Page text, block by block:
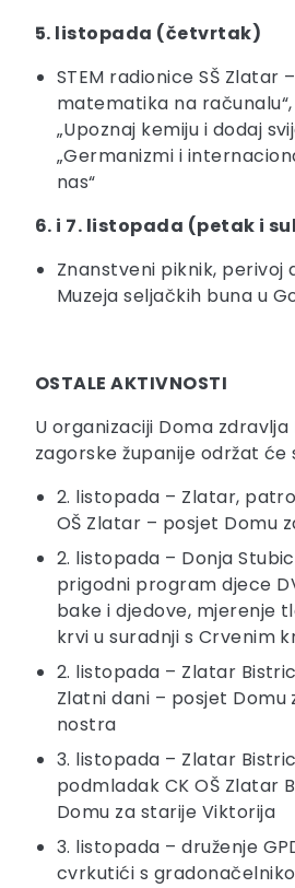
5. listopada (četvrtak)
STEM radionice SŠ Zlatar
matematika na računalu“,
„Upoznaj kemiju i dodaj
„Germanizmi i
nas“
6. i 7. listopada (petak i
Znanstveni piknik, perivoj
Muzeja seljačkih buna u
OSTALE AKTIVNOSTI
U organizaciji Doma
zagorske županije održat će
2. listopada – Zlatar,
OŠ Zlatar – posjet Domu
2. listopada – Donja
prigodni program djece
bake i djedove, mjerenje
krvi u suradnji s Crvenim
2. listopada – Zlatar
Zlatni dani – posjet Domu
nostra
3. listopada – Zlatar
podmladak CK OŠ Zlatar
Domu za starije Viktorija
3. listopada – druženje
cvrkutići s